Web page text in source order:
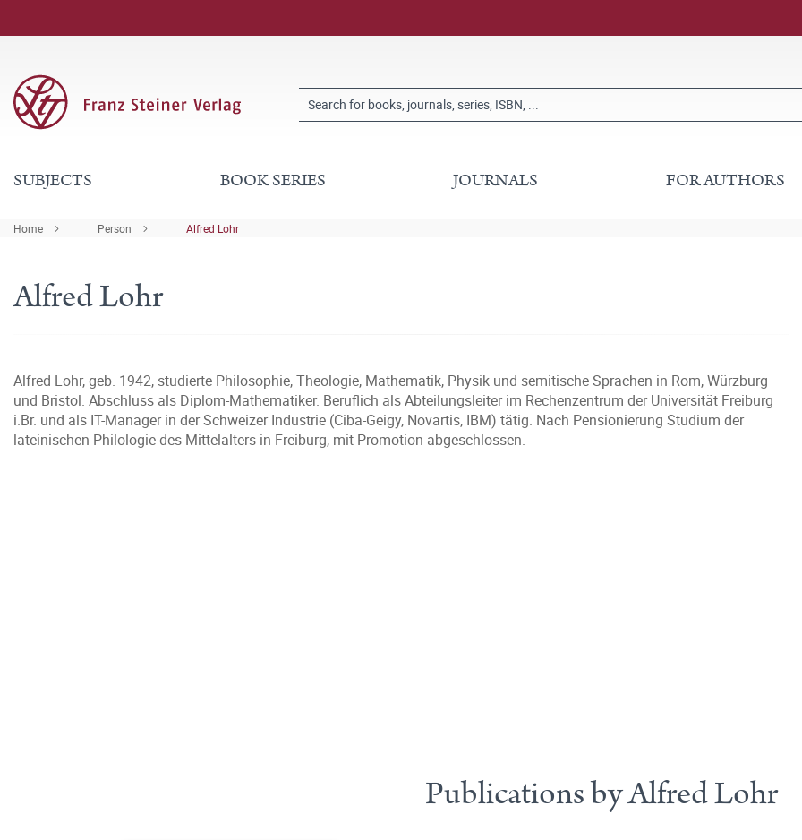
SUBJECTS BOOK SERIES JOURNALS FOR AUTHORS
Home Person Alfred Lohr
Alfred Lohr
Alfred Lohr, geb. 1942, studierte Philosophie, Theologie, Mathematik, Physik und semitische Sprachen in Rom, Würzburg
und Bristol. Abschluss als Diplom-Mathematiker. Beruflich als Abteilungsleiter im Rechenzentrum der Universität Freiburg
i.Br. und als IT-Manager in der Schweizer Industrie (Ciba-Geigy, Novartis, IBM) tätig. Nach Pensionierung Studium der
lateinischen Philologie des Mittelalters in Freiburg, mit Promotion abgeschlossen.
Publications by Alfred Lohr